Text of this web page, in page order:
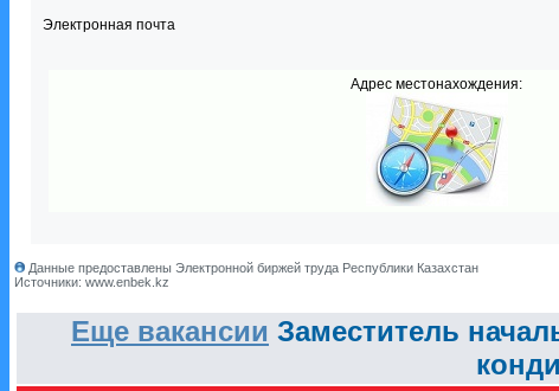
Электронная почта
Адрес местонахождения:
Данные предоставлены Электронной биржей труда Республики Казахстан
Источники: www.enbek.kz
Еще вакансии Заместитель